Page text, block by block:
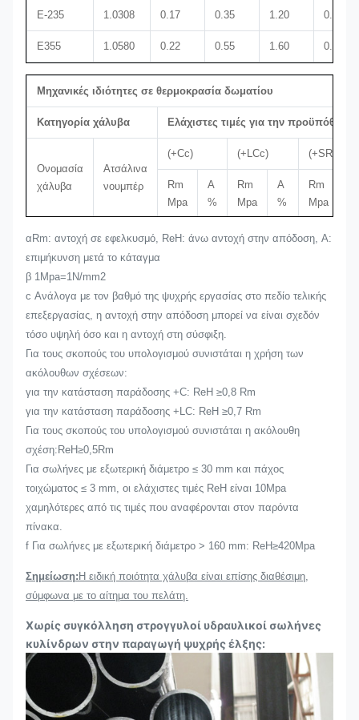
Ε-235 1.0308 0.17 0.35 1.20 0.025
Ε355 1.0580 0.22 0.55 1.60 0.025
Μηχανικές ιδιότητες σε θερμοκρασία δωματίου
Κατηγορία χάλυβα Ελάχιστες τιμές για την
Ονομασία
χάλυβα
Ατσάλινα
νουμπέρ
(+Cc) (+LCc) (+SR)
Rm
Mpa
Α
%
Rm
Mpa
Α
%
Rm
Mpa
Ε215 1.0212
Ε-235 480 420 420
Ε355 1.0580 640 4 580 7
αRm: αντοχή σε εφελκυσμό, ReH: άνω αντοχή στην απόδοση, A:
επιμήκυνση μετά το κάταγμα
β 1Mpa=1N/mm2
c Ανάλογα με τον βαθμό της ψυχρής εργασίας στο πεδίο τελικής
επεξεργασίας, η αντοχή στην απόδοση μπορεί να είναι σχεδόν
τόσο υψηλή όσο και η αντοχή στη σύσφιξη.
Για τους σκοπούς του υπολογισμού συνιστάται η χρήση των
ακόλουθων σχέσεων:
για την κατάσταση παράδοσης +C: ReH ≥0,8 Rm
για την κατάσταση παράδοσης +LC: ReH ≥0,7 Rm
Για τους σκοπούς του υπολογισμού συνιστάται η ακόλουθη
σχέση:ReH≥0,5Rm
Για σωλήνες με εξωτερική διάμετρο ≤ 30 mm και πάχος
τοιχώματος ≤ 3 mm, οι ελάχιστες τιμές ReH είναι 10Mpa
χαμηλότερες από τις τιμές που αναφέρονται στον παρόντα
πίνακα.
f Για σωλήνες με εξωτερική διάμετρο > 160 mm: ReH≥420Mpa
Σημείωση: Η ειδική ποιότητα χάλυβα είναι επίσης διαθέσιμη,
σύμφωνα με το αίτημα του πελάτη.
Χωρίς συγκόλληση στρογγυλοί υδραυλικοί σωλήνες
κυλίνδρων στην παραγωγή ψυχρής έλξης: